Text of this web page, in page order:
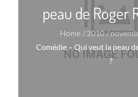
peau de Roger
Home 2010
Comédie – Qui veut la peau
?